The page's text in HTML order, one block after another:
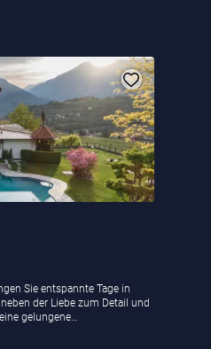
Sie entspannte Tage in
der Liebe zum Detail und
gelungene…